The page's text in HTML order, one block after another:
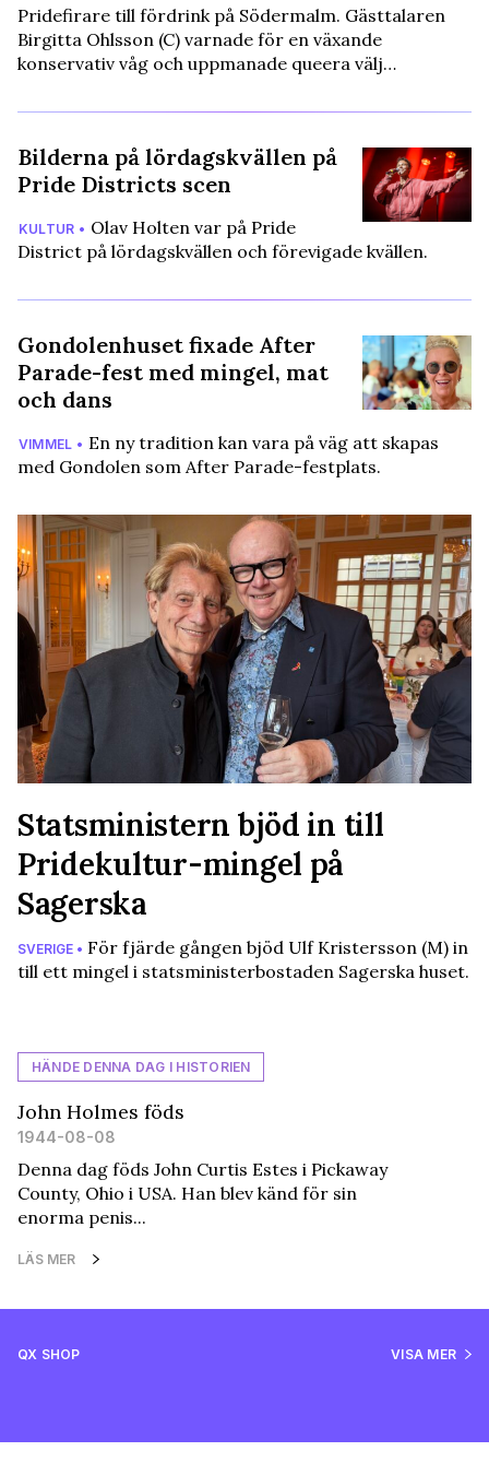
Pridefirare till fördrink på Södermalm. Gästtalaren
Birgitta Ohlsson (C) varnade för en växande
konservativ våg och uppmanade queera välj…
Bilderna på lördagskvällen på
Pride Districts scen
KULTUR • Olav Holten var på Pride
District på lördagskvällen och förevigade kvällen.
Gondolenhuset fixade After
Parade-fest med mingel, mat
och dans
VIMMEL • En ny tradition kan vara på väg att skapas
med Gondolen som After Parade-festplats.
Statsministern bjöd in till
Pridekultur-mingel på
Sagerska
SVERIGE • För fjärde gången bjöd Ulf Kristersson (M) in
till ett mingel i statsministerbostaden Sagerska huset.
HÄNDE DENNA DAG I HISTORIEN
John Holmes föds
1944-08-08
Denna dag föds John Curtis Estes i Pickaway
County, Ohio i USA. Han blev känd för sin
enorma penis...
LÄS MER
QX SHOP VISA MER